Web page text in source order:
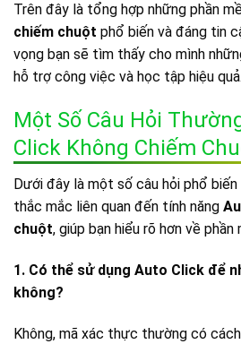
Trên đây là tổng hợp những phần
chiếm chuột phổ biến và đáng tin
vọng bạn sẽ tìm thấy cho mình
hỗ trợ công việc và học tập hiệu quả.
Một Số Câu Hỏi
Click Không Chiếm
Dưới đây là một số câu hỏi phổ
thắc mắc liên quan đến tính năng
chuột, giúp bạn hiểu rõ hơn về phần
1. Có thể sử dụng Auto Click để
không?
Không, mã xác thực thường có